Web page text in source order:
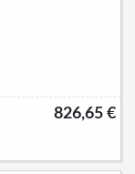
826,65 €